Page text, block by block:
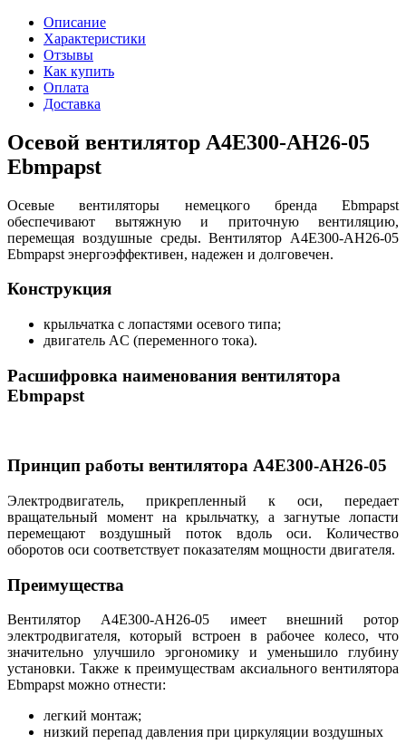
Описание
Характеристики
Отзывы
Как купить
Оплата
Доставка
Осевой вентилятор A4E300-AH26-05
Ebmpapst
Осевые вентиляторы немецкого бренда Ebmpapst
обеспечивают вытяжную и приточную вентиляцию,
перемещая воздушные среды. Вентилятор A4E300-AH26-05
Ebmpapst энергоэффективен, надежен и долговечен.
Конструкция
крыльчатка с лопастями осевого типа;
двигатель AC (переменного тока).
Расшифровка наименования вентилятора
Ebmpapst
Принцип работы вентилятора A4E300-AH26-05
Электродвигатель, прикрепленный к оси, передает
вращательный момент на крыльчатку, а загнутые лопасти
перемещают воздушный поток вдоль оси. Количество
оборотов оси соответствует показателям мощности двигателя.
Преимущества
Вентилятор A4E300-AH26-05 имеет внешний ротор
электродвигателя, который встроен в рабочее колесо, что
значительно улучшило эргономику и уменьшило глубину
установки. Также к преимуществам аксиального вентилятора
Ebmpapst можно отнести:
легкий монтаж;
низкий перепад давления при циркуляции воздушных